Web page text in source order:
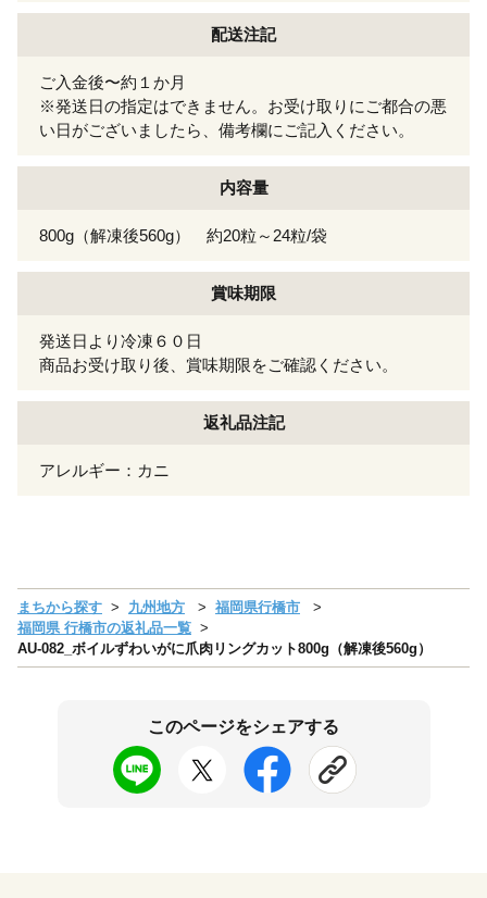
配送注記
ご入金後〜約１か月
※発送日の指定はできません。お受け取りにご都合の悪
い日がございましたら、備考欄にご記入ください。
内容量
800g（解凍後560g） 約20粒～24粒/袋
賞味期限
発送日より冷凍６０日
商品お受け取り後、賞味期限をご確認ください。
返礼品注記
アレルギー：カニ
まちから探す 九州地方
福岡県行橋市
福岡県 行橋市の返礼品一覧
AU-082_ボイルずわいがに爪肉リングカット800g（解凍後560g）
このページをシェアする